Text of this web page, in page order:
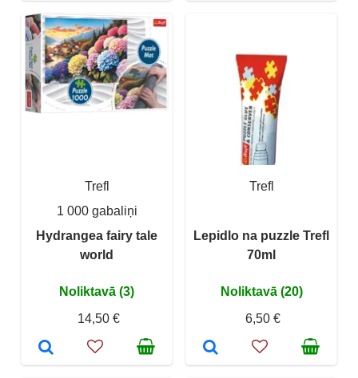
Trefl
1 000 gabaliņi
Hydrangea fairy tale
world
Noliktavā (3)
14,50 €
Trefl
Lepidlo na puzzle Trefl
70ml
Noliktavā (20)
6,50 €